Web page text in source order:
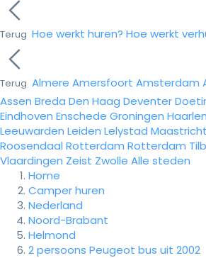
Terug Hoe werkt huren? Hoe werkt
Terug Almere Amersfoort Amsterdam
Assen Breda Den Haag Deventer
Eindhoven Enschede Groningen
Leeuwarden Leiden Lelystad Maastricht
Roosendaal Rotterdam Rotterdam
Vlaardingen Zeist Zwolle Alle steden
Home
Camper huren
Nederland
Noord-Brabant
Helmond
2 persoons Peugeot bus uit 2002